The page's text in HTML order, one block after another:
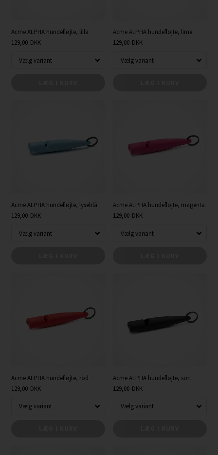
Acme ALPHA hundefløjte, lilla
129,00 DKK
Acme ALPHA hundefløjte, lime
129,00 DKK
Acme ALPHA hundefløjte, lyseblå
129,00 DKK
Acme ALPHA hundefløjte, magenta
129,00 DKK
Acme ALPHA hundefløjte, rød
129,00 DKK
Acme ALPHA hundefløjte, sort
129,00 DKK